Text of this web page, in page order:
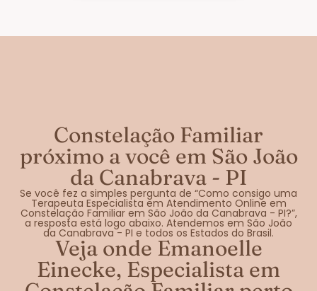
Constelação Familiar
próximo a você em São João
da Canabrava - PI
Se você fez a simples pergunta de “Como consigo uma
Terapeuta Especialista em Atendimento Online em
Constelação Familiar em São João da Canabrava - PI?”,
a resposta está logo abaixo. Atendemos em São João
da Canabrava - PI e todos os Estados do Brasil.
Veja onde Emanoelle
Einecke, Especialista em